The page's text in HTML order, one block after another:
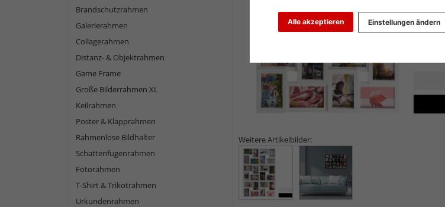
Alle akzeptieren Einstellungen ändern
Weitere Artikelbilder:
Brandschutzrahmen
Galerierahmen
Collagerahmen
Distanz- & Objektrahmen
Game Frame
Große Bilderrahmen XL
Keilrahmen
Poster & Klapprahmen
Rahmenlose Bildhalter
Schattenfugenrahmen
Fotorahmen
T-Shirt & Trikotrahmen
Urkundenrahmen